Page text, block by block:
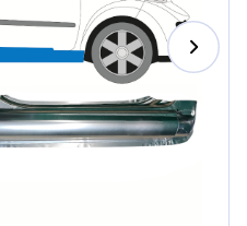
Português
Slovenian